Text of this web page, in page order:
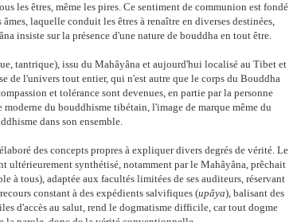
les êtres, même les pires. Ce sentiment de communion est fondé
laquelle conduit les êtres à renaître en diverses destinées,
insiste sur la présence d'une nature de bouddha en tout être.
tantrique), issu du Mahâyâna et aujourd'hui localisé au Tibet et
de l'univers tout entier, qui n'est autre que le corps du Bouddha
et tolérance sont devenues, en partie par la personne
du bouddhisme tibétain, l'image de marque même du
dans son ensemble.
des concepts propres à expliquer divers degrés de vérité. Le
ultérieurement synthétisé, notamment par le Mahâyâna, prêchait
à tous), adaptée aux facultés limitées de ses auditeurs, réservant
constant à des expédients salvifiques (upâya), balisant des
d'accès au salut, rend le dogmatisme difficile, car tout dogme